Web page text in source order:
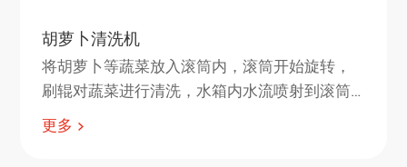
胡萝卜清洗机
将胡萝卜等蔬菜放入滚筒内，滚筒开始旋转，
刷辊对蔬菜进行清洗，水箱内水流喷射到滚筒
内，冲刷掉胡萝卜表面的泥沙和污物。
更多